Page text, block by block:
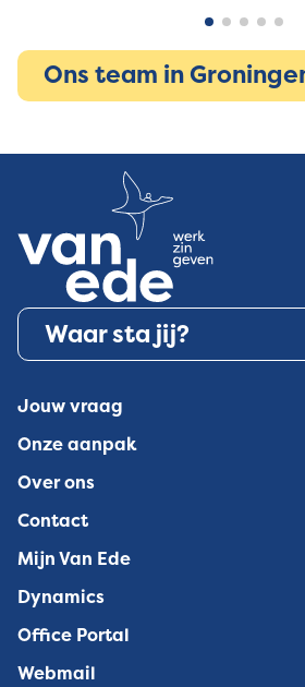
Ons team in
Waar sta jij?
Jouw vraag
Onze aanpak
Over ons
Contact
Mijn Van Ede
Dynamics
Office Portal
Webmail